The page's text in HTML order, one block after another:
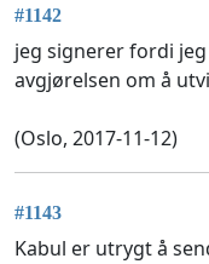
#1142
jeg signerer fordi
avgjørelsen om å
(Oslo, 2017-11-12)
#1143
Kabul er utrygt å